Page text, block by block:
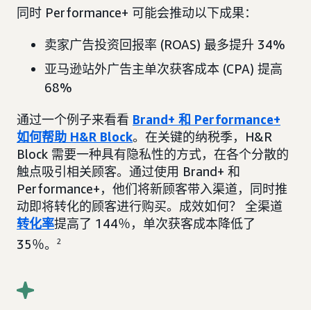
同时 Performance+ 可能会推动以下成果：
卖家广告投资回报率 (ROAS) 最多提升 34%
亚马逊站外广告主单次获客成本 (CPA) 提高
68%
通过一个例子来看看 Brand+ 和 Performance+
如何帮助 H&R Block。在关键的纳税季，H&R
Block 需要一种具有隐私性的方式，在各个分散的
触点吸引相关顾客。通过使用 Brand+ 和
Performance+，他们将新顾客带入渠道，同时推
动即将转化的顾客进行购买。成效如何？ 全渠道
转化率提高了 144％，单次获客成本降低了
35％。
2